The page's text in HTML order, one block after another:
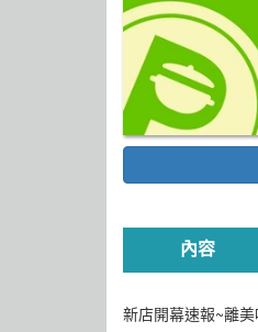
內容
新店開幕速報~離